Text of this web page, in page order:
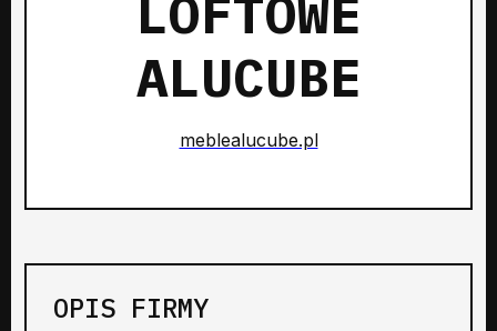
ALUCUBE
meblealucube.pl
OPIS FIRMY